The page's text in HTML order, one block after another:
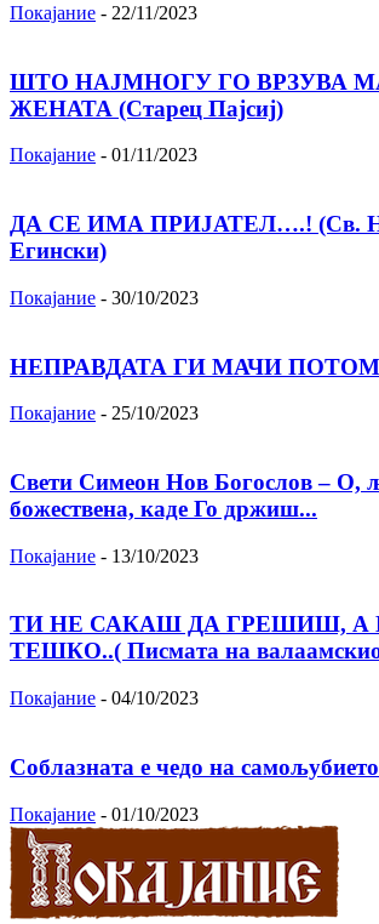
Покајание - 22/11/2023
ШТО НАЈМНОГУ ГО ВРЗУВА
ЖЕНАТА (Старец Пајсиј)
Покајание - 01/11/2023
ДА СЕ ИМА ПРИЈАТЕЛ….! (Св.
Егински)
Покајание - 30/10/2023
НЕПРАВДАТА ГИ МАЧИ
Покајание - 25/10/2023
Свети Симеон Нов Богослов – О,
божествена, каде Го држиш...
Покајание - 13/10/2023
ТИ НЕ САКАШ ДА ГРЕШИШ,
ТЕШКО..( Писмата на
Покајание - 04/10/2023
Соблазната е чедо на
Покајание - 01/10/2023